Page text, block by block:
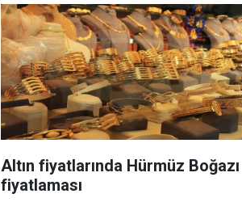
Altın fiyatlarında Hürmüz Boğazı
fiyatlaması